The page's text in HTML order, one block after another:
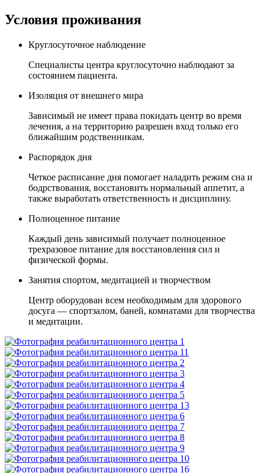
Условия проживания
Круглосуточное наблюдение
Специалисты центра круглосуточно наблюдают за
состоянием пациента.
Изоляция от внешнего мира
Зависимый не имеет права покидать центр во время
лечения, а на территорию разрешен вход только его
ближайшим родственникам.
Распорядок дня
Четкое расписание дня помогает наладить режим сна и
бодрствования, восстановить нормальный аппетит, а
также выработать ответственность и дисциплину.
Полноценное питание
Каждый день зависимый получает полноценное
трехразовое питание для восстановления сил и
физической формы.
Занятия спортом, медитацией и творчеством
Центр оборудован всем необходимым для здорового
досуга — спортзалом, баней, комнатами для творчества
и медитации.